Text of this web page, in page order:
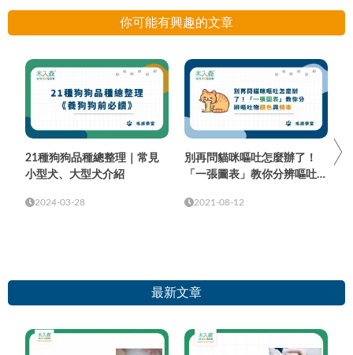
你可能有興趣的文章
21種狗狗品種總整理｜常見
小型犬、大型犬介紹
2024-03-28
別再問貓咪嘔吐怎麼辦了！
「一張圖表」教你分辨嘔吐物
2021-08-12
最新文章